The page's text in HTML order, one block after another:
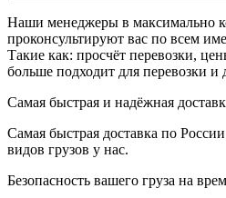
Наши менеджеры в максимально
проконсультируют вас по всем
Такие как: просчёт перевозки,
больше подходит для перевозки и
Самая быстрая и надёжная
Самая быстрая доставка по
видов грузов у нас.
Безопасность вашего груза на